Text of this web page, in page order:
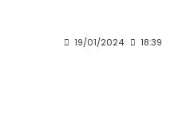
19/01/2024 18:39